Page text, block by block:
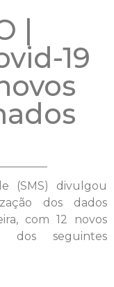
|
19
(SMS) divulgou
dos dados
com 12 novos
dos seguintes